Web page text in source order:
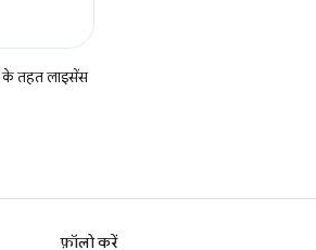
के तहत लाइसेंस
फ़ॉलो करें